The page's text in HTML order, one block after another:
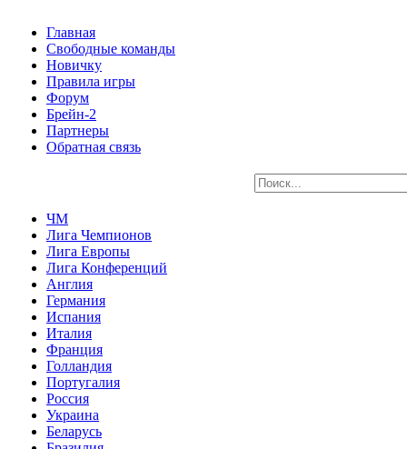
Главная
Свободные команды
Новичку
Правила игры
Форум
Брейн-2
Партнеры
Обратная связь
ЧМ
Лига Чемпионов
Лига Европы
Лига Конференций
Англия
Германия
Испания
Италия
Франция
Голландия
Португалия
Россия
Украина
Беларусь